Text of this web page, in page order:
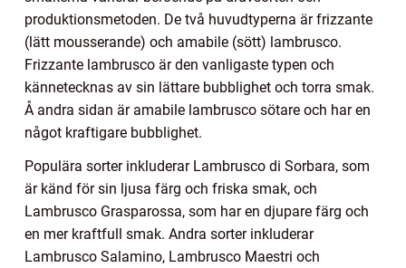
produktionsmetoden. De två huvudtyperna är frizzante
(lätt mousserande) och amabile (sött) lambrusco.
Frizzante lambrusco är den vanligaste typen och
kännetecknas av sin lättare bubblighet och torra smak.
Å andra sidan är amabile lambrusco sötare och har en
något kraftigare bubblighet.
Populära sorter inkluderar Lambrusco di Sorbara, som
är känd för sin ljusa färg och friska smak, och
Lambrusco Grasparossa, som har en djupare färg och
en mer kraftfull smak. Andra sorter inkluderar
Lambrusco Salamino, Lambrusco Maestri och